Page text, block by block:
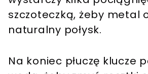
szczoteczką, żeby metal
naturalny połysk.
Na koniec płuczę klucze